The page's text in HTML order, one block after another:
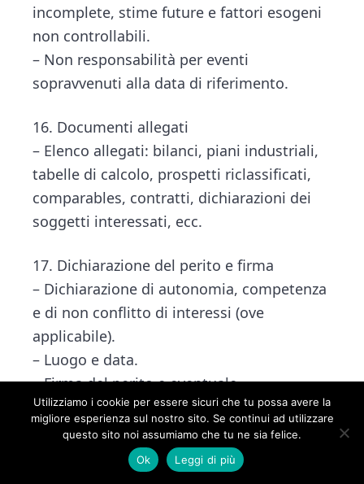
incomplete, stime future e fattori esogeni
non controllabili.
– Non responsabilità per eventi
sopravvenuti alla data di riferimento.
16. Documenti allegati
– Elenco allegati: bilanci, piani industriali,
tabelle di calcolo, prospetti riclassificati,
comparables, contratti, dichiarazioni dei
soggetti interessati, ecc.
17. Dichiarazione del perito e firma
– Dichiarazione di autonomia, competenza
e di non conflitto di interessi (ove
applicabile).
– Luogo e data.
– Firma del perito e eventuale
timbro/indicazione iscrizione albo.
————————————————————
Utilizziamo i cookie per essere sicuri che tu possa avere la
migliore esperienza sul nostro sito. Se continui ad utilizzare
questo sito noi assumiamo che tu ne sia felice.
Ok
Leggi di più